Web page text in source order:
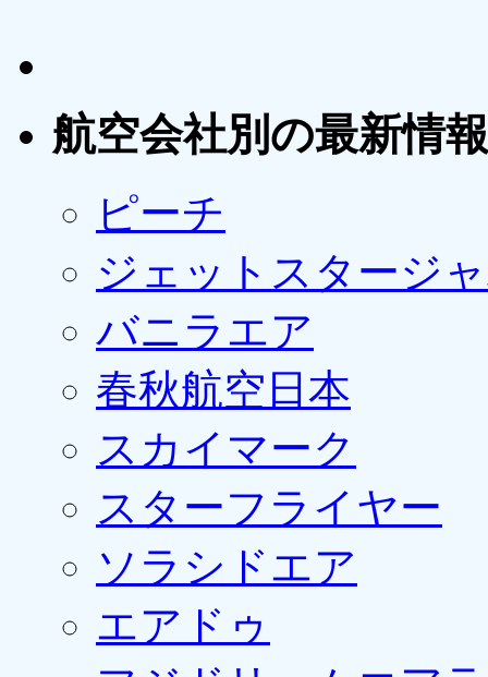
航空会社別の最新情報
ピーチ
ジェットスタージ
バニラエア
春秋航空日本
スカイマーク
スターフライヤー
ソラシドエア
エアドゥ